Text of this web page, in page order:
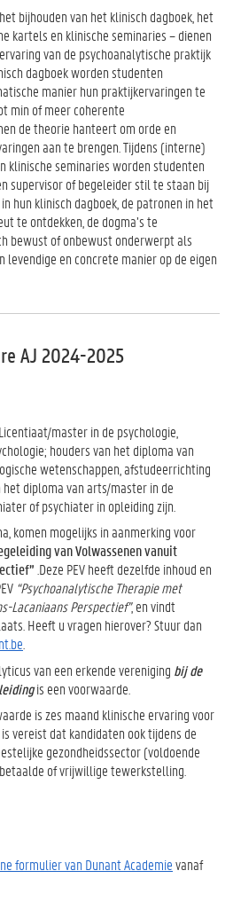
bijhouden van het klinisch dagboek, het
kartels en klinische seminaries – dienen
van de psychoanalytische praktijk
dagboek worden studenten
manier hun praktijkervaringen te
min of meer coherente
de theorie hanteert om orde en
aan te brengen. Tijdens (interne)
klinische seminaries worden studenten
supervisor of begeleider stil te staan bij
hun klinisch dagboek, de patronen in het
te ontdekken, de dogma’s te
bewust of onbewust onderwerpt als
en concrete manier op de eigen
AJ 2024-2025
master in de psychologie,
houders van het diploma van
wetenschappen, afstudeerrichting
diploma van arts/master in de
of psychiater in opleiding zijn.
komen mogelijks in aanmerking voor
van Volwassenen vanuit
.Deze PEV heeft dezelfde inhoud en
“Psychoanalytische Therapie met
Lacaniaans Perspectief”, en vindt
Heeft u vragen hierover? Stuur dan
van een erkende vereniging bij de
is een voorwaarde.
is zes maand klinische ervaring voor
vereist dat kandidaten ook tijdens de
gezondheidssector (voldoende
of vrijwillige tewerkstelling.
formulier van Dunant Academievanaf